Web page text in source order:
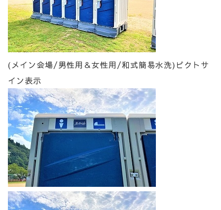
(メイン会場/男性用＆女性用/和式簡易水洗)ピクトサ
イン表示